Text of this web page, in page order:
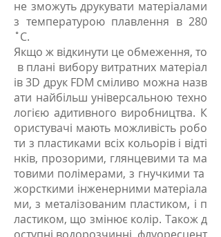
не зможуть друкувати матеріалами
з температурою плавлення в 280
˚С.
Якщо ж відкинути це обмеження, то
в плані вибору витратних матеріал
ів 3D друк FDM сміливо можна назв
ати найбільш універсальною техно
логією адитивного виробництва. К
ористувачі мають можливість робо
ти з пластиками всіх кольорів і відті
нків, прозорими, глянцевими та ма
товими полімерами, з гнучкими та
жорсткими інженерними матеріала
ми, з металізованим пластиком, і п
ластиком, що змінює колір. Також д